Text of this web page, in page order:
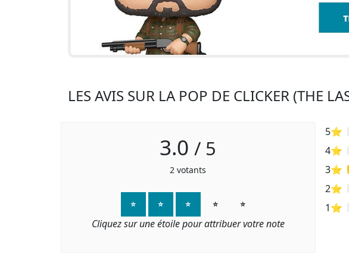
LES AVIS SUR LA POP DE CLICKER (THE
3.0 / 5
2 votants
⭐ ⭐ ⭐ ⭐ ⭐
Cliquez sur une étoile pour attribuer votre note
5⭐
4⭐
3⭐
2⭐
1⭐